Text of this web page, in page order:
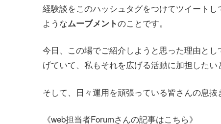
経験談をこのハッシュタグをつけてツイート
ようなムーブメントのことです。
今日、この場でご紹介しようと思った理由と
げていて、私もそれを広げる活動に加担したい
そして、日々運用を頑張っている皆さんの息抜
《web担当者Forumさんの記事はこちら》